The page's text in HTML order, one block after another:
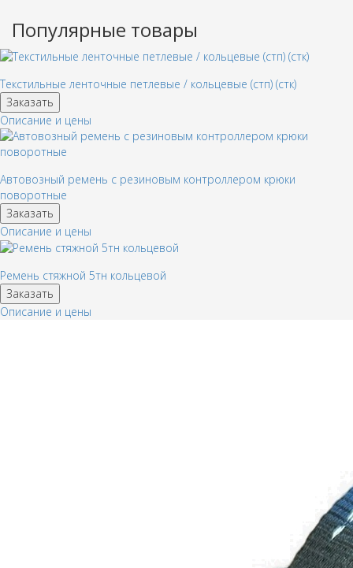
Популярные товары
Текстильные ленточные петлевые / кольцевые (стп) (стк)
Заказать
Описание и цены
Автовозный ремень с резиновым контроллером крюки
поворотные
Заказать
Описание и цены
Ремень стяжной 5тн кольцевой
Заказать
Описание и цены